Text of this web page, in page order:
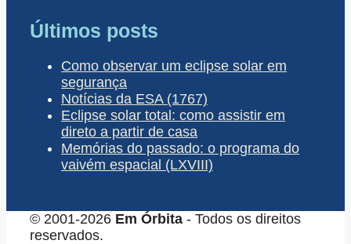
Últimos posts
Como observar um eclipse solar em
segurança
Notícias da ESA (1767)
Eclipse solar total: como assistir em
direto a partir de casa
Memórias do passado: o programa do
vaivém espacial (LXVIII)
© 2001-2026 Em Órbita - Todos os direitos
reservados.